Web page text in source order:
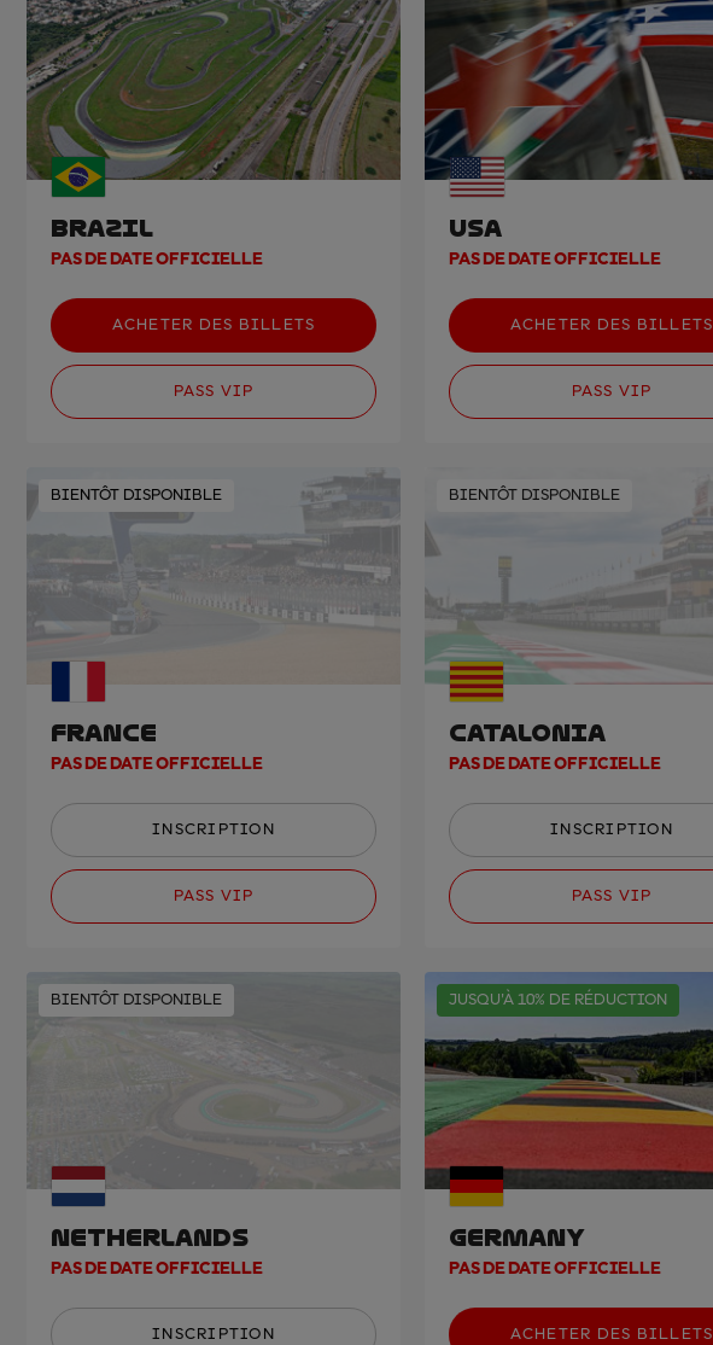
BRAZIL
PAS DE DATE OFFICIELLE
ACHETER DES BILLETS
PASS VIP
USA
PAS DE DATE OFFICIELLE
ACHETER DES BILLETS
PASS VIP
BIENTÔT DISPONIBLE
FRANCE
PAS DE DATE OFFICIELLE
INSCRIPTION
PASS VIP
BIENTÔT DISPONIBLE
CATALONIA
PAS DE DATE OFFICIELLE
INSCRIPTION
PASS VIP
BIENTÔT DISPONIBLE
NETHERLANDS
PAS DE DATE OFFICIELLE
INSCRIPTION
JUSQU'À 10% DE RÉDUCTION
GERMANY
PAS DE DATE OFFICIELLE
ACHETER DES BILLETS